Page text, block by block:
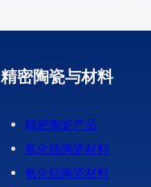
精密陶瓷与材料
精密陶瓷产品
氧化锆陶瓷材料
氧化铝陶瓷材料